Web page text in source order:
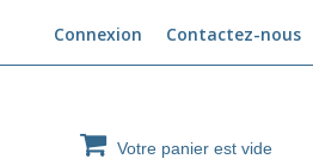
Contactez-nous
Connexion
Votre panier est vide